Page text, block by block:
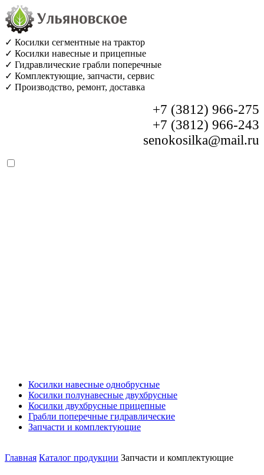
✓ Косилки сегментные на трактор
✓ Косилки навесные и прицепные
✓ Гидравлические грабли поперечные
✓ Комплектующие, запчасти, сервис
✓ Производство, ремонт, доставка
+7 (3812) 966-275
+7 (3812) 966-243
senokosilka@mail.ru
Косилки навесные однобрусные
Косилки полунавесные двухбрусные
Косилки двухбрусные прицепные
Грабли поперечные гидравлические
Запчасти и комплектующие
Главная Каталог продукции Запчасти и комплектующие